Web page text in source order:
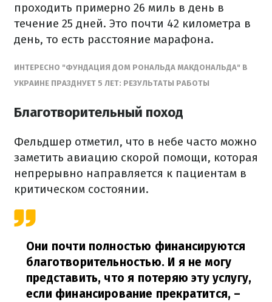
проходить примерно 26 миль в день в
течение 25 дней. Это почти 42 километра в
день, то есть расстояние марафона.
ИНТЕРЕСНО "ФУНДАЦИЯ ДОМ РОНАЛЬДА МАКДОНАЛЬДА" В
УКРАИНЕ ПРАЗДНУЕТ 5 ЛЕТ: РЕЗУЛЬТАТЫ РАБОТЫ
Благотворительный поход
Фельдшер отметил, что в небе часто можно
заметить авиацию скорой помощи, которая
непрерывно направляется к пациентам в
критическом состоянии.
Они почти полностью финансируются
благотворительностью. И я не могу
представить, что я потеряю эту услугу,
если финансирование прекратится, –